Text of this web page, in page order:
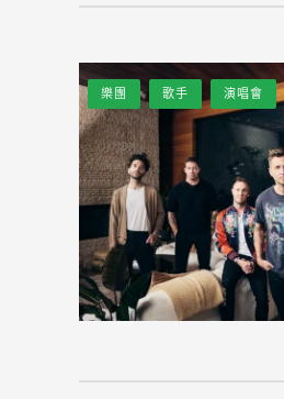
樂團 歌手 演唱會